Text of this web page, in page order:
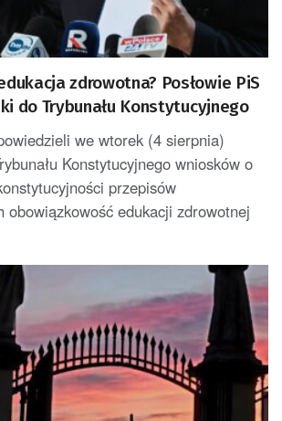
zdrowotna? Posłowie PiS
do Trybunału Konstytucyjnego
we wtorek (4 sierpnia)
Konstytucyjnego wniosków o
przepisów
obowiązkowość edukacji zdrowotnej